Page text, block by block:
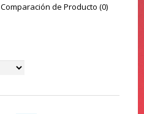
Comparación de Producto (0)